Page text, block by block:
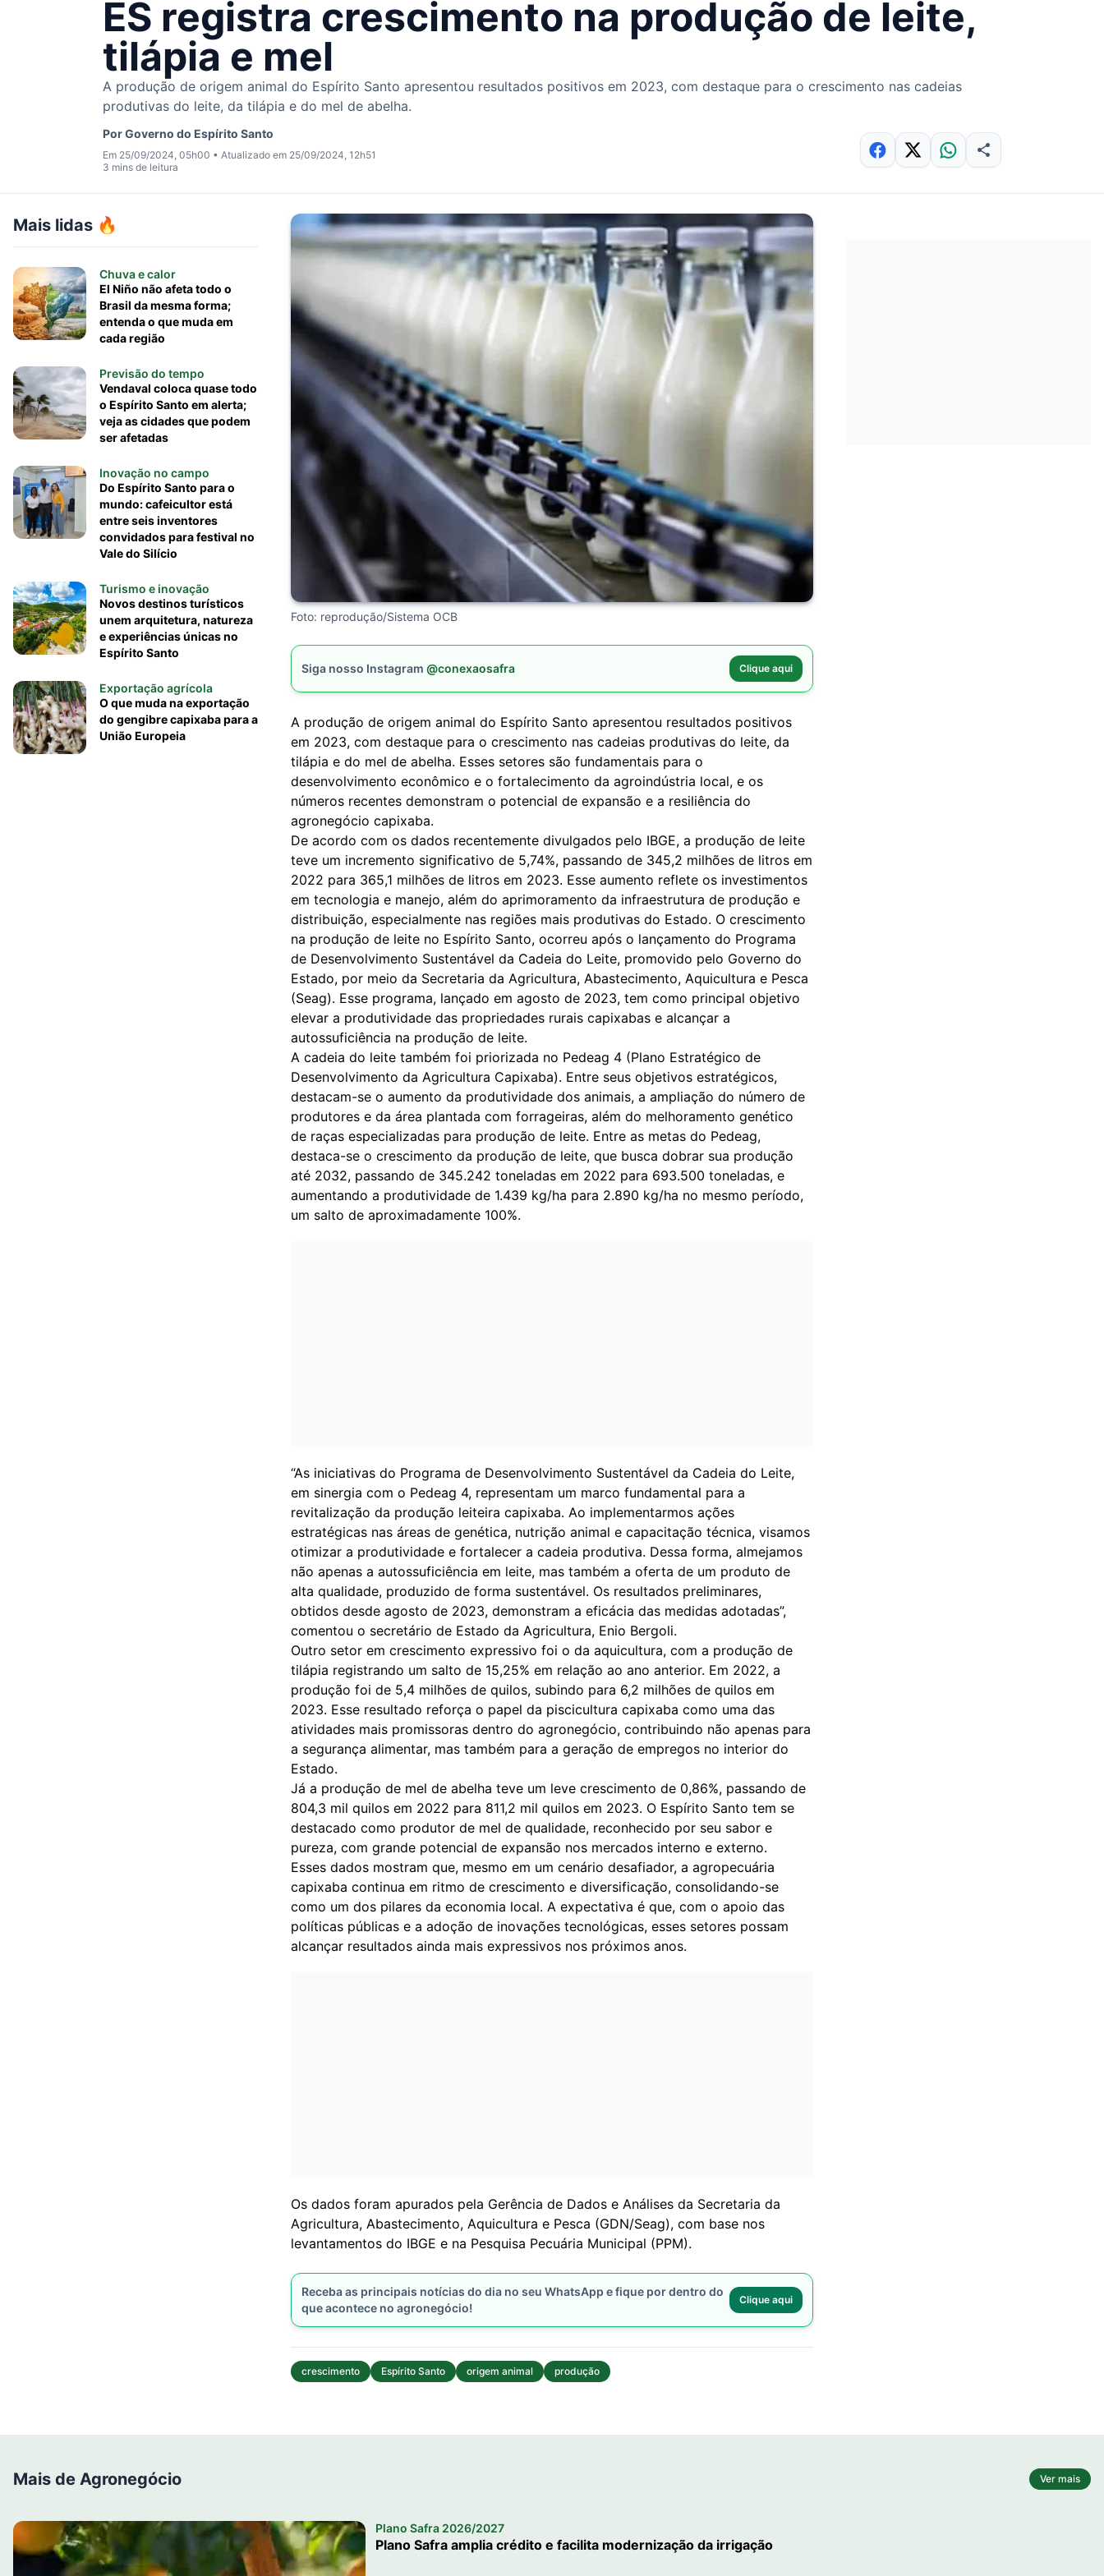
ES registra crescimento na produção de leite,
tilápia e mel
A produção de origem animal do Espírito Santo apresentou resultados positivos em 2023, com destaque para o crescimento nas cadeias
produtivas do leite, da tilápia e do mel de abelha.
PorGoverno do Espírito Santo
Em 25/09/2024, 05h00 • Atualizado em 25/09/2024, 12h51
3 mins de leitura
Mais lidas 🔥
Chuva e calor
El Niño não afeta todo o
Brasil da mesma forma;
entenda o que muda em
cada região
Previsão do tempo
Vendaval coloca quase todo
o Espírito Santo em alerta;
veja as cidades que podem
ser afetadas
Inovação no campo
Do Espírito Santo para o
mundo: cafeicultor está
entre seis inventores
convidados para festival no
Vale do Silício
Turismo e inovação
Novos destinos turísticos
unem arquitetura, natureza
e experiências únicas no
Espírito Santo
Exportação agrícola
O que muda na exportação
do gengibre capixaba para a
União Europeia
Foto: reprodução/Sistema OCB
Siga nosso Instagram @conexaosafra Clique aqui
A produção de origem animal do Espírito Santo apresentou resultados positivos
em 2023, com destaque para o crescimento nas cadeias produtivas do leite, da
tilápia e do mel de abelha. Esses setores são fundamentais para o
desenvolvimento econômico e o fortalecimento da agroindústria local, e os
números recentes demonstram o potencial de expansão e a resiliência do
agronegócio capixaba.
De acordo com os dados recentemente divulgados pelo IBGE, a produção de leite
teve um incremento significativo de 5,74%, passando de 345,2 milhões de litros em
2022 para 365,1 milhões de litros em 2023. Esse aumento reflete os investimentos
em tecnologia e manejo, além do aprimoramento da infraestrutura de produção e
distribuição, especialmente nas regiões mais produtivas do Estado. O crescimento
na produção de leite no Espírito Santo, ocorreu após o lançamento do Programa
de Desenvolvimento Sustentável da Cadeia do Leite, promovido pelo Governo do
Estado, por meio da Secretaria da Agricultura, Abastecimento, Aquicultura e Pesca
(Seag). Esse programa, lançado em agosto de 2023, tem como principal objetivo
elevar a produtividade das propriedades rurais capixabas e alcançar a
autossuficiência na produção de leite.
A cadeia do leite também foi priorizada no Pedeag 4 (Plano Estratégico de
Desenvolvimento da Agricultura Capixaba). Entre seus objetivos estratégicos,
destacam-se o aumento da produtividade dos animais, a ampliação do número de
produtores e da área plantada com forrageiras, além do melhoramento genético
de raças especializadas para produção de leite. Entre as metas do Pedeag,
destaca-se o crescimento da produção de leite, que busca dobrar sua produção
até 2032, passando de 345.242 toneladas em 2022 para 693.500 toneladas, e
aumentando a produtividade de 1.439 kg/ha para 2.890 kg/ha no mesmo período,
um salto de aproximadamente 100%.
“As iniciativas do Programa de Desenvolvimento Sustentável da Cadeia do Leite,
em sinergia com o Pedeag 4, representam um marco fundamental para a
revitalização da produção leiteira capixaba. Ao implementarmos ações
estratégicas nas áreas de genética, nutrição animal e capacitação técnica, visamos
otimizar a produtividade e fortalecer a cadeia produtiva. Dessa forma, almejamos
não apenas a autossuficiência em leite, mas também a oferta de um produto de
alta qualidade, produzido de forma sustentável. Os resultados preliminares,
obtidos desde agosto de 2023, demonstram a eficácia das medidas adotadas”,
comentou o secretário de Estado da Agricultura, Enio Bergoli.
Outro setor em crescimento expressivo foi o da aquicultura, com a produção de
tilápia registrando um salto de 15,25% em relação ao ano anterior. Em 2022, a
produção foi de 5,4 milhões de quilos, subindo para 6,2 milhões de quilos em
2023. Esse resultado reforça o papel da piscicultura capixaba como uma das
atividades mais promissoras dentro do agronegócio, contribuindo não apenas para
a segurança alimentar, mas também para a geração de empregos no interior do
Estado.
Já a produção de mel de abelha teve um leve crescimento de 0,86%, passando de
804,3 mil quilos em 2022 para 811,2 mil quilos em 2023. O Espírito Santo tem se
destacado como produtor de mel de qualidade, reconhecido por seu sabor e
pureza, com grande potencial de expansão nos mercados interno e externo.
Esses dados mostram que, mesmo em um cenário desafiador, a agropecuária
capixaba continua em ritmo de crescimento e diversificação, consolidando-se
como um dos pilares da economia local. A expectativa é que, com o apoio das
políticas públicas e a adoção de inovações tecnológicas, esses setores possam
alcançar resultados ainda mais expressivos nos próximos anos.
Os dados foram apurados pela Gerência de Dados e Análises da Secretaria da
Agricultura, Abastecimento, Aquicultura e Pesca (GDN/Seag), com base nos
levantamentos do IBGE e na Pesquisa Pecuária Municipal (PPM).
Receba as principais notícias do dia no seu WhatsApp e fique por dentro do
que acontece no agronegócio!
Clique aqui
crescimento Espírito Santo origem animal produção
Mais de Agronegócio Ver mais
Plano Safra 2026/2027
Plano Safra amplia crédito e facilita modernização da irrigação